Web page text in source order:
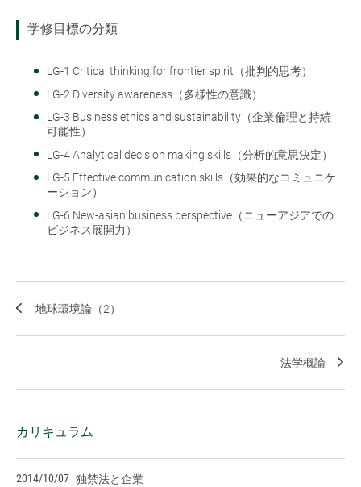
学修目標の分類
LG-1 Critical thinking for frontier spirit（批判的思考）
LG-2 Diversity awareness（多様性の意識）
LG-3 Business ethics and sustainability（企業倫理と持続
可能性）
LG-4 Analytical decision making skills（分析的意思決定）
LG-5 Effective communication skills（効果的なコミュニケ
ーション）
LG-6 New-asian business perspective（ニューアジアでの
ビジネス展開力）
地球環境論（2）
法学概論
カリキュラム
2014/10/07 独禁法と企業